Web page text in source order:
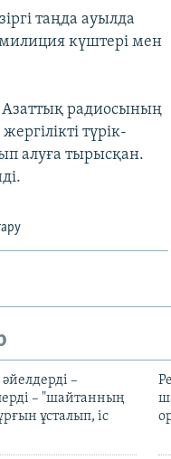
таңда ауылда
күштері мен
Азаттық радиосының
түрік-
алуға тырысқан.
–
– "шайтанның
ұсталып, іс